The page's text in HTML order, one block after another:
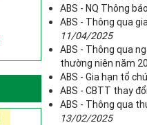
ABS - NQ Thông
ABS - Thông qua
11/04/2025
ABS - Thông qua
thường niên năm
ABS - Gia hạn tổ
ABS - CBTT thay
ABS - Thông qua
13/02/2025